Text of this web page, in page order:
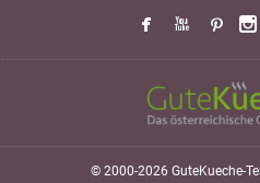
© 2000-2026 GuteKueche-